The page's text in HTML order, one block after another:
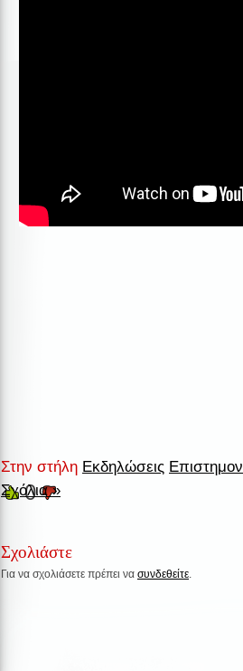
Στην στήλη Εκδηλώσεις
Σχόλια »
0
Σχολιάστε
Για να σχολιάσετε πρέπει να συνδεθείτε.